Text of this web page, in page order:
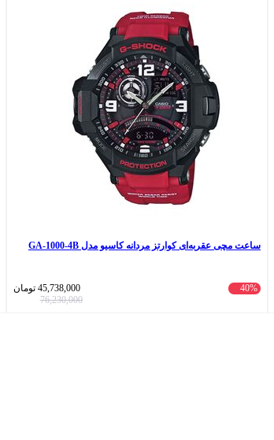
ساعت مچی عقربه‌ای کوارتز مردانه کاسیو مدل GA-1000-4B
40%
45,738,000 تومان
76,230,000